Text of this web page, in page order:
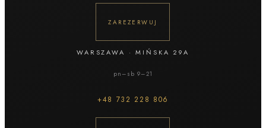
ZAREZERWUJ
WARSZAWA ·MIŃSKA 29A
pn–sb 9–21
+48 732 228 806